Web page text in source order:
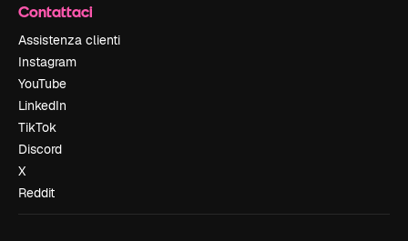
Contattaci
Assistenza clienti
Instagram
YouTube
LinkedIn
TikTok
Discord
X
Reddit